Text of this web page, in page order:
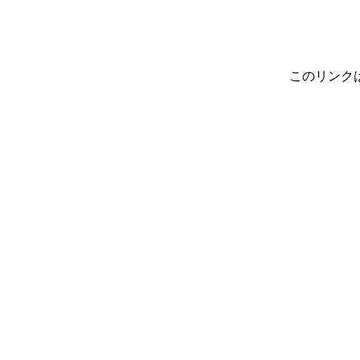
このリンク